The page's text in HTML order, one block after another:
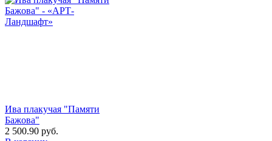
Ива плакучая "Памяти
Бажова"
2 500.90 руб.